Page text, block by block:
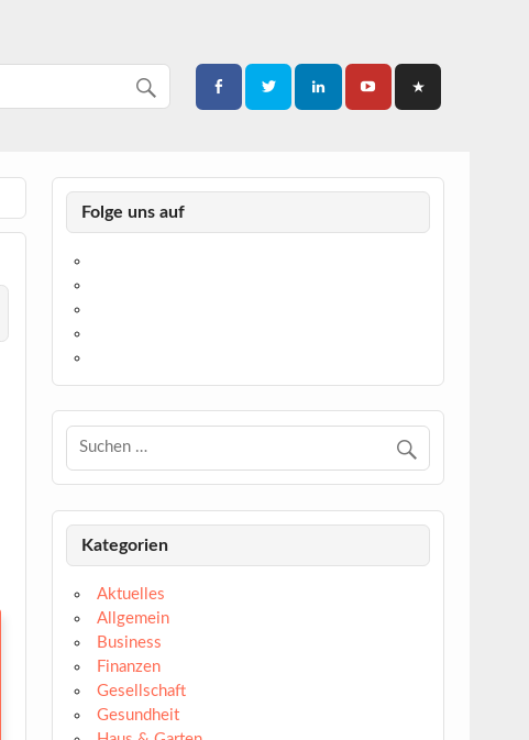
Folge uns auf
Kategorien
Aktuelles
Allgemein
Business
Finanzen
Gesellschaft
Gesundheit